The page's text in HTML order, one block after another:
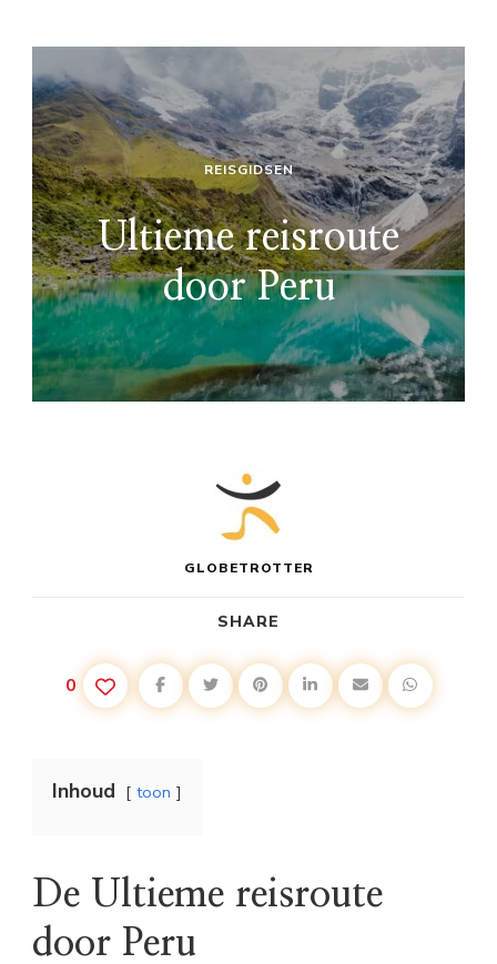
REISGIDSEN
Ultieme reisroute
door Peru
GLOBETROTTER
SHARE
0
Inhoud toon
De Ultieme reisroute
door Peru